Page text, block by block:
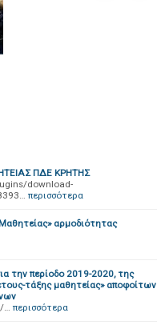
ΠΔΕ ΚΡΗΤΗΣ
download-
περισσότερα
αρμοδιότητας
την περίοδο 2019-2020, της
τάξης μαθητείας» αποφοίτων
… περισσότερα